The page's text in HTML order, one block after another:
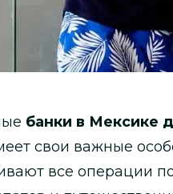
банки в Мексике
свои важные
все операции